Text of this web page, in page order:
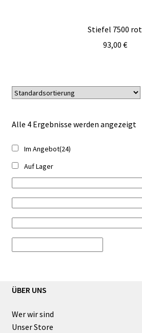
Stiefel 7500 rot
93,00 €
Alle 4 Ergebnisse werden angezeigt
Im Angebot(24)
Auf Lager
ÜBER UNS
Wer wir sind
Unser Store